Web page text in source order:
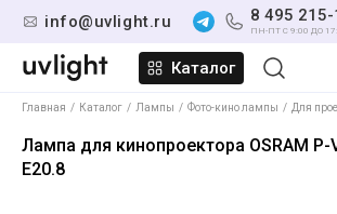
info@uvlight.ru 8 495
ПН-ПТ С 9:00 ДО
Каталог
Главная Каталог Лампы Фото-кино лампы Для
Лампа для кинопроектора OSRAM P-
E20.8